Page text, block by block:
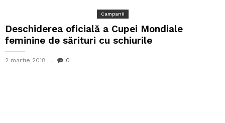
Campanii
Deschiderea oficială a Cupei Mondiale
feminine de sărituri cu schiurile
2 martie 2018 0